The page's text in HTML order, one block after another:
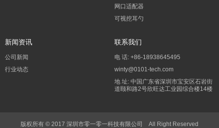
网口适配器
可视挖耳勺
新闻资讯
公司新闻
行业动态
联系我们
电 话: +86-18938645495
winty@0101-tech.com
地 址: 中国广东省深圳市宝安区石岩街
道颐和路2号欣旺达工业园综合楼14楼
版权所有 © 2017 深圳市零一零一科技有限公司 All Right Reserved